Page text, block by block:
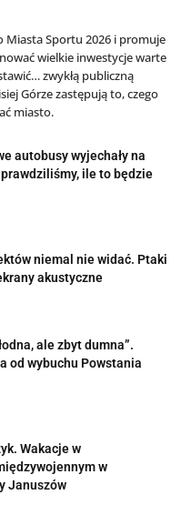
Miasta Sportu 2026 i promuje
wielkie inwestycje warte
zwykłą publiczną
Górze zastępują to, czego
miasto.
autobusy wyjechały na
ile to będzie
niemal nie widać. Ptaki
akustyczne
ale zbyt dumna”.
od wybuchu Powstania
Wakacje w
w
Januszów